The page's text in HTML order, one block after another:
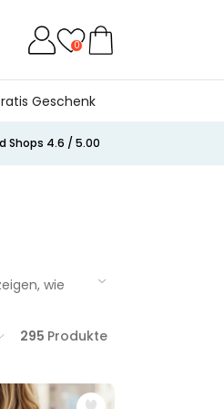
0
Geschenk
Shops 4.6 / 5.00
wie
nach
295 Produkte